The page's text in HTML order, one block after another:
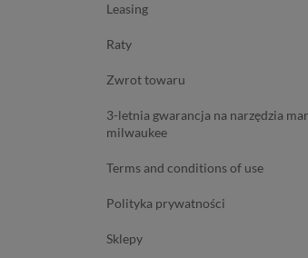
leasing
raty
zwrot towaru
3-letnia gwarancja na narzędzia marki
milwaukee
terms and conditions of use
polityka prywatności
sklepy